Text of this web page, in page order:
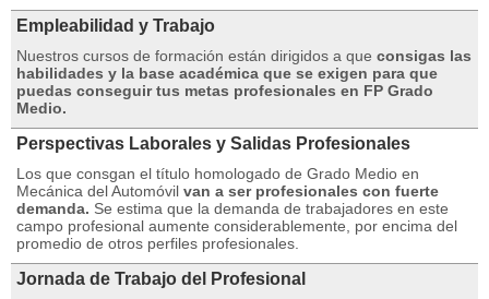
Empleabilidad y Trabajo
Nuestros cursos de formación están dirigidos a que consigas las
habilidades y la base académica que se exigen para que
puedas conseguir tus metas profesionales en FP Grado
Medio.
Perspectivas Laborales y Salidas Profesionales
Los que consgan el título homologado de Grado Medio en
Mecánica del Automóvil van a ser profesionales con fuerte
demanda. Se estima que la demanda de trabajadores en este
campo profesional aumente considerablemente, por encima del
promedio de otros perfiles profesionales.
Jornada de Trabajo del Profesional